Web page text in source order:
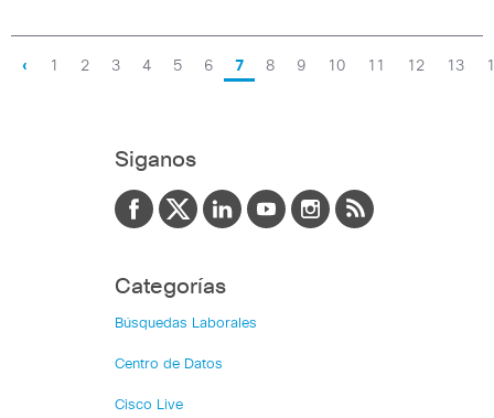
‹ 1 2 3 4 5 6 7 8 9 10 11 12 13
Siganos
Categorías
Búsquedas Laborales
Centro de Datos
Cisco Live